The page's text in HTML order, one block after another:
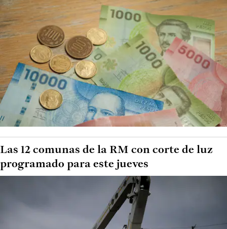
Las 12 comunas de la RM con corte de luz
programado para este jueves